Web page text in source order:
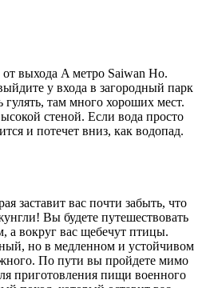
выхода A метро Saiwan Ho.
у входа в загородный парк
там много хороших мест.
стеной. Если вода просто
и потечет вниз, как водопад.
заставит вас почти забыть, что
Вы будете путешествовать
а вокруг вас щебечут птицы.
но в медленном и устойчивом
По пути вы пройдете мимо
приготовления пищи военного